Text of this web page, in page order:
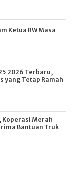
Ketua RW Masa
2026 Terbaru,
yang Tetap Ramah
Koperasi Merah
Bantuan Truk